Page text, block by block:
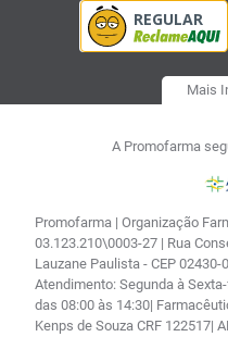
Mais
A Promofarma
Promofarma | Organização
03.123.210\0003-27 | Rua
Lauzane Paulista - CEP 02430-
Atendimento: Segunda à
das 08:00 às 14:30|
Kenps de Souza CRF 122517|